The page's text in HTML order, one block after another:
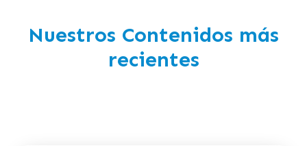
Nuestros Contenidos más
recientes